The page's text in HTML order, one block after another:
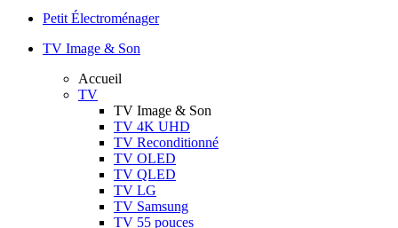
Petit Électroménager
TV Image & Son
Accueil
TV
TV Image & Son
TV 4K UHD
TV Reconditionné
TV OLED
TV QLED
TV LG
TV Samsung
TV 55 pouces